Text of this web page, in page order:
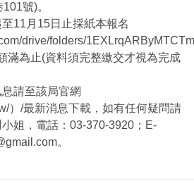
號)。
11月15日止採紙本報名
drive/folders/
滿為止(資料須完整繳交才視為完成
請至該局官網
）/最新消息下載，如有任何疑問請
姐，電話：03-370-3920；E-
。